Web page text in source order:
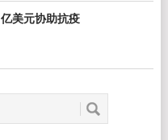
美元协助抗疫